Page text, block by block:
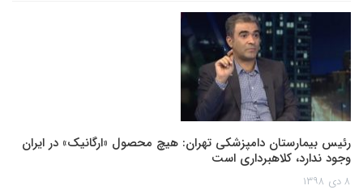
رئیس بیمارستان دامپزشکی تهران: هیچ محصول «ارگانیک» در ایران
وجود ندارد، کلاهبرداری است
۸ دی ۱۳۹۸